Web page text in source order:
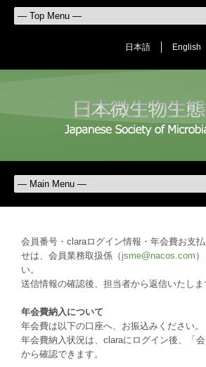
日本語 English
会員番号・claraログイン情報・年会費お支
せは、会員業務取扱係（ jsme@nacos.com
い。
送信情報の確認後、担当者から返信いたしま
年会費納入について
年会費は以下の口座へ、お振込みください。
年会費納入状況は、claraにログイン後、「会
から確認できます。